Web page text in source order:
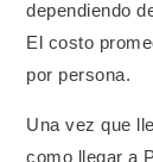
dependiendo
El costo
por persona.
Una vez que
como llegar a